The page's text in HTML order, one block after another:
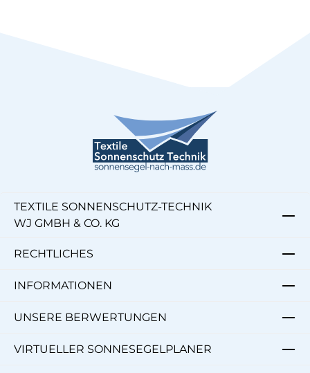
TEXTILE SONNENSCHUTZ-TECHNIK
WJ GMBH & CO. KG
RECHTLICHES
INFORMATIONEN
UNSERE BERWERTUNGEN
VIRTUELLER SONNESEGELPLANER